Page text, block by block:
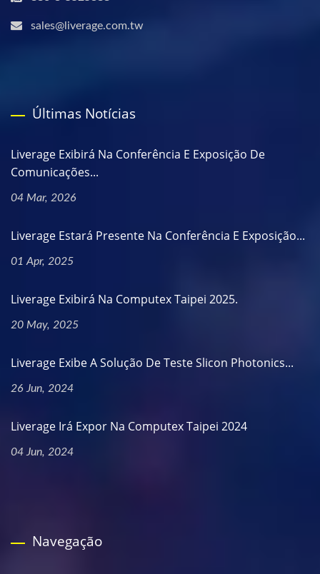
sales@liverage.com.tw
Últimas Notícias
Liverage Exibirá Na Conferência E Exposição De
Comunicações...
04 Mar, 2026
Liverage Estará Presente Na Conferência E Exposição...
01 Apr, 2025
Liverage Exibirá Na Computex Taipei 2025.
20 May, 2025
Liverage Exibe A Solução De Teste Slicon Photonics...
26 Jun, 2024
Liverage Irá Expor Na Computex Taipei 2024
04 Jun, 2024
Navegação